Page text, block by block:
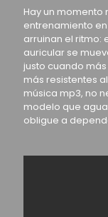
Hay un
entrenamiento
arruinan el ritmo:
auricular se
justo cuando
más resistentes
música mp3, no
modelo que
obligue a